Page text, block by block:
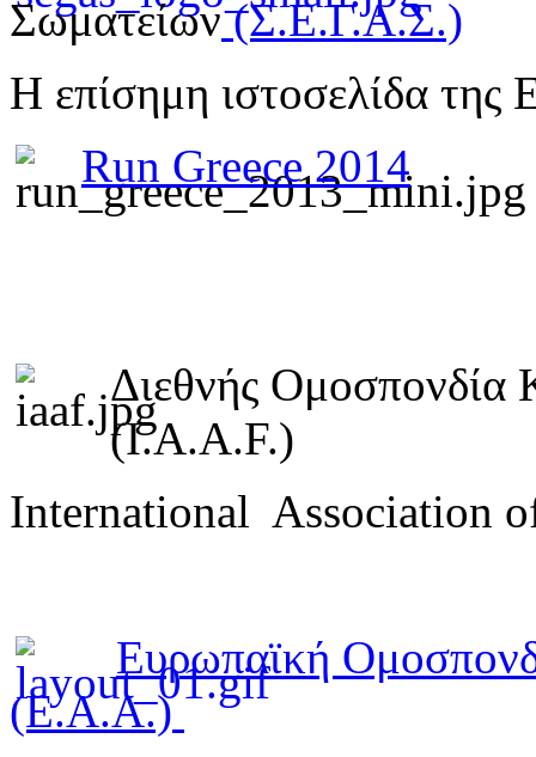
Σωματείων (Σ.Ε.Γ.Α.Σ.)
Η επίσημη ιστοσελίδα της
Run Greece 2014
Διεθνής Ομοσπονδία
(I.A.A.F.)
International Association
Ευρωπαϊκή
(E.A.A.)